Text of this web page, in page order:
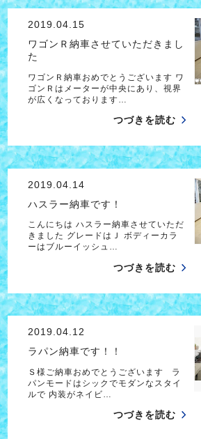
2019.04.15
ワゴンＲ納車させていただきまし
た
ワゴンＲ納車おめでとうございます ワ
ゴンＲはメーターが中央にあり、視界
が広くなっております…
つづきを読む
2019.04.14
ハスラー納車です！
こんにちは ハスラー納車させていただ
きました グレードはＪ ボディーカラ
ーはブルーイッシュ…
つづきを読む
2019.04.12
ラパン納車です！！
Ｓ様ご納車おめでとうございます ラ
パンモードはシックでモダンなスタイ
ルで 内装がネイビ…
つづきを読む